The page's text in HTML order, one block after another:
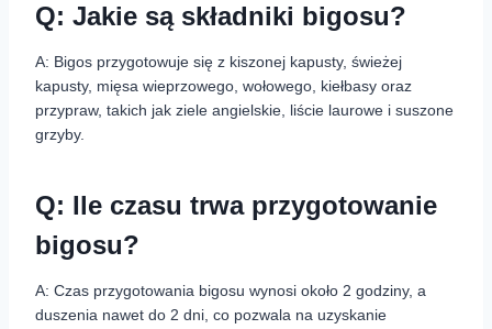
Q: Jakie są składniki bigosu?
A: Bigos przygotowuje się z kiszonej kapusty, świeżej
kapusty, mięsa wieprzowego, wołowego, kiełbasy oraz
przypraw, takich jak ziele angielskie, liście laurowe i suszone
grzyby.
Q: Ile czasu trwa przygotowanie
bigosu?
A: Czas przygotowania bigosu wynosi około 2 godziny, a
duszenia nawet do 2 dni, co pozwala na uzyskanie